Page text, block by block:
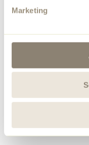
Marketing